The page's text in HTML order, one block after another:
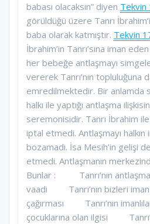
babası olacaksın” diyen Tekvin
görüldüğü üzere Tanrı
baba olarak katmıştır. Tekvin
İbrahim’in Tanrı’sına iman
her bebeğe antlaşmayı
vererek Tanrı’nın topluluğuna
emredilmektedir. Bir anlamda
halkı ile yaptığı antlaşma
seremonisidir. Tanrı İbrahim ile
iptal etmedi. Antlaşmayı halkın
bozamadı. İsa Mesih’in gelişi
etmedi. Antlaşmanın
Bunlar : Tanrı’nın
vaadi Tanrı’nın bizleri
çağırması Tanrı’nın
çocuklarına olan ilgisi